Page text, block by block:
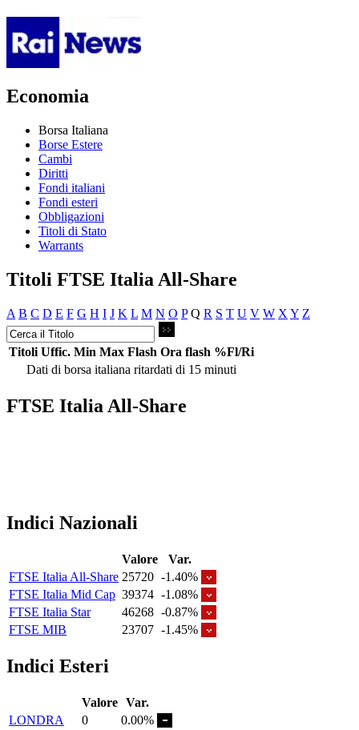
Economia
Borsa Italiana
Borse Estere
Cambi
Diritti
Fondi italiani
Fondi esteri
Obbligazioni
Titoli di Stato
Warrants
Titoli FTSE Italia All-Share
A B C D E F G H I J K L M N O P Q R S T U V W X Y Z
Titoli Uffic. Min Max Flash Ora flash %Fl/Ri
Dati di borsa italiana ritardati di 15 minuti
FTSE Italia All-Share
Indici Nazionali
Valore
Var.
FTSE Italia All-Share 25720 -1.40%
FTSE Italia Mid Cap 39374 -1.08%
FTSE Italia Star
46268 -0.87%
FTSE MIB
23707 -1.45%
Indici Esteri
Valore Var.
LONDRA
0
0.00%